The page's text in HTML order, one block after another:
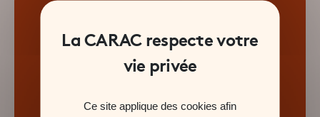
Nos solutions Épargne et Patrimoine
Ce site applique des cookies afin